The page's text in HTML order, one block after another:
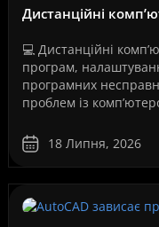
Дистанційні
💻 Дистанційні
програм,
програмних
проблем із
центру та без оч..
18 Липня, 2026